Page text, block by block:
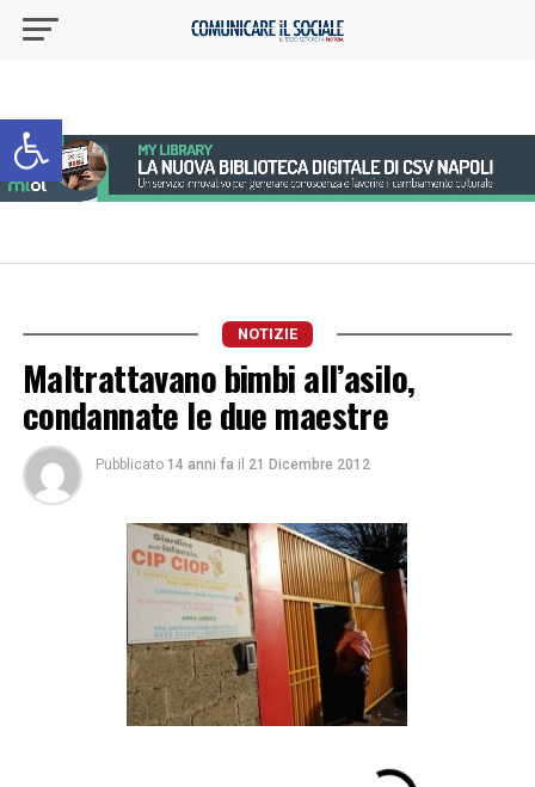
Apri la barra degli strumenti
NOTIZIE
Maltrattavano bimbi all’asilo,
condannate le due maestre
Pubblicato 14 anni fa il 21 Dicembre 2012